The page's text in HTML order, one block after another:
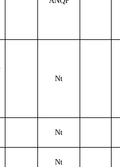
Nt
Nt
Nt